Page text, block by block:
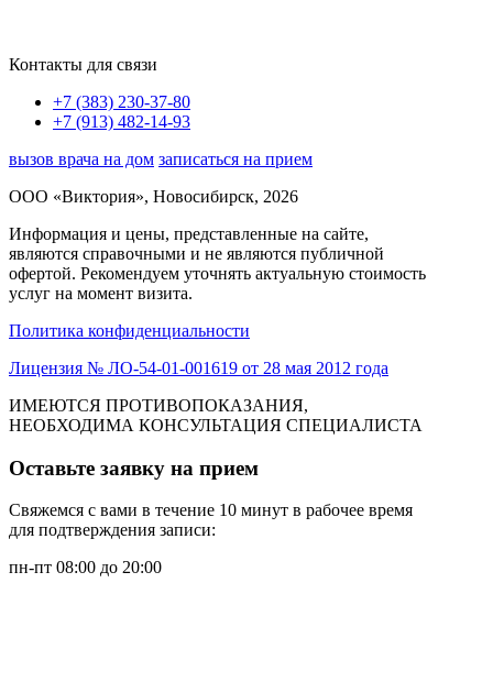
Контакты для связи
+7 (383) 230-37-80
+7 (913) 482-14-93
вызов врача на дом записаться на прием
ООО «Виктория», Новосибирск, 2026
Информация и цены, представленные на сайте,
являются справочными и не являются публичной
офертой. Рекомендуем уточнять актуальную стоимость
услуг на момент визита.
Политика конфиденциальности
Лицензия № ЛО-54-01-001619 от 28 мая 2012 года
ИМЕЮТСЯ ПРОТИВОПОКАЗАНИЯ,
НЕОБХОДИМА КОНСУЛЬТАЦИЯ СПЕЦИАЛИСТА
Оставьте заявку на прием
Свяжемся с вами в течение 10 минут в рабочее время
для подтверждения записи:
пн-пт 08:00 до 20:00